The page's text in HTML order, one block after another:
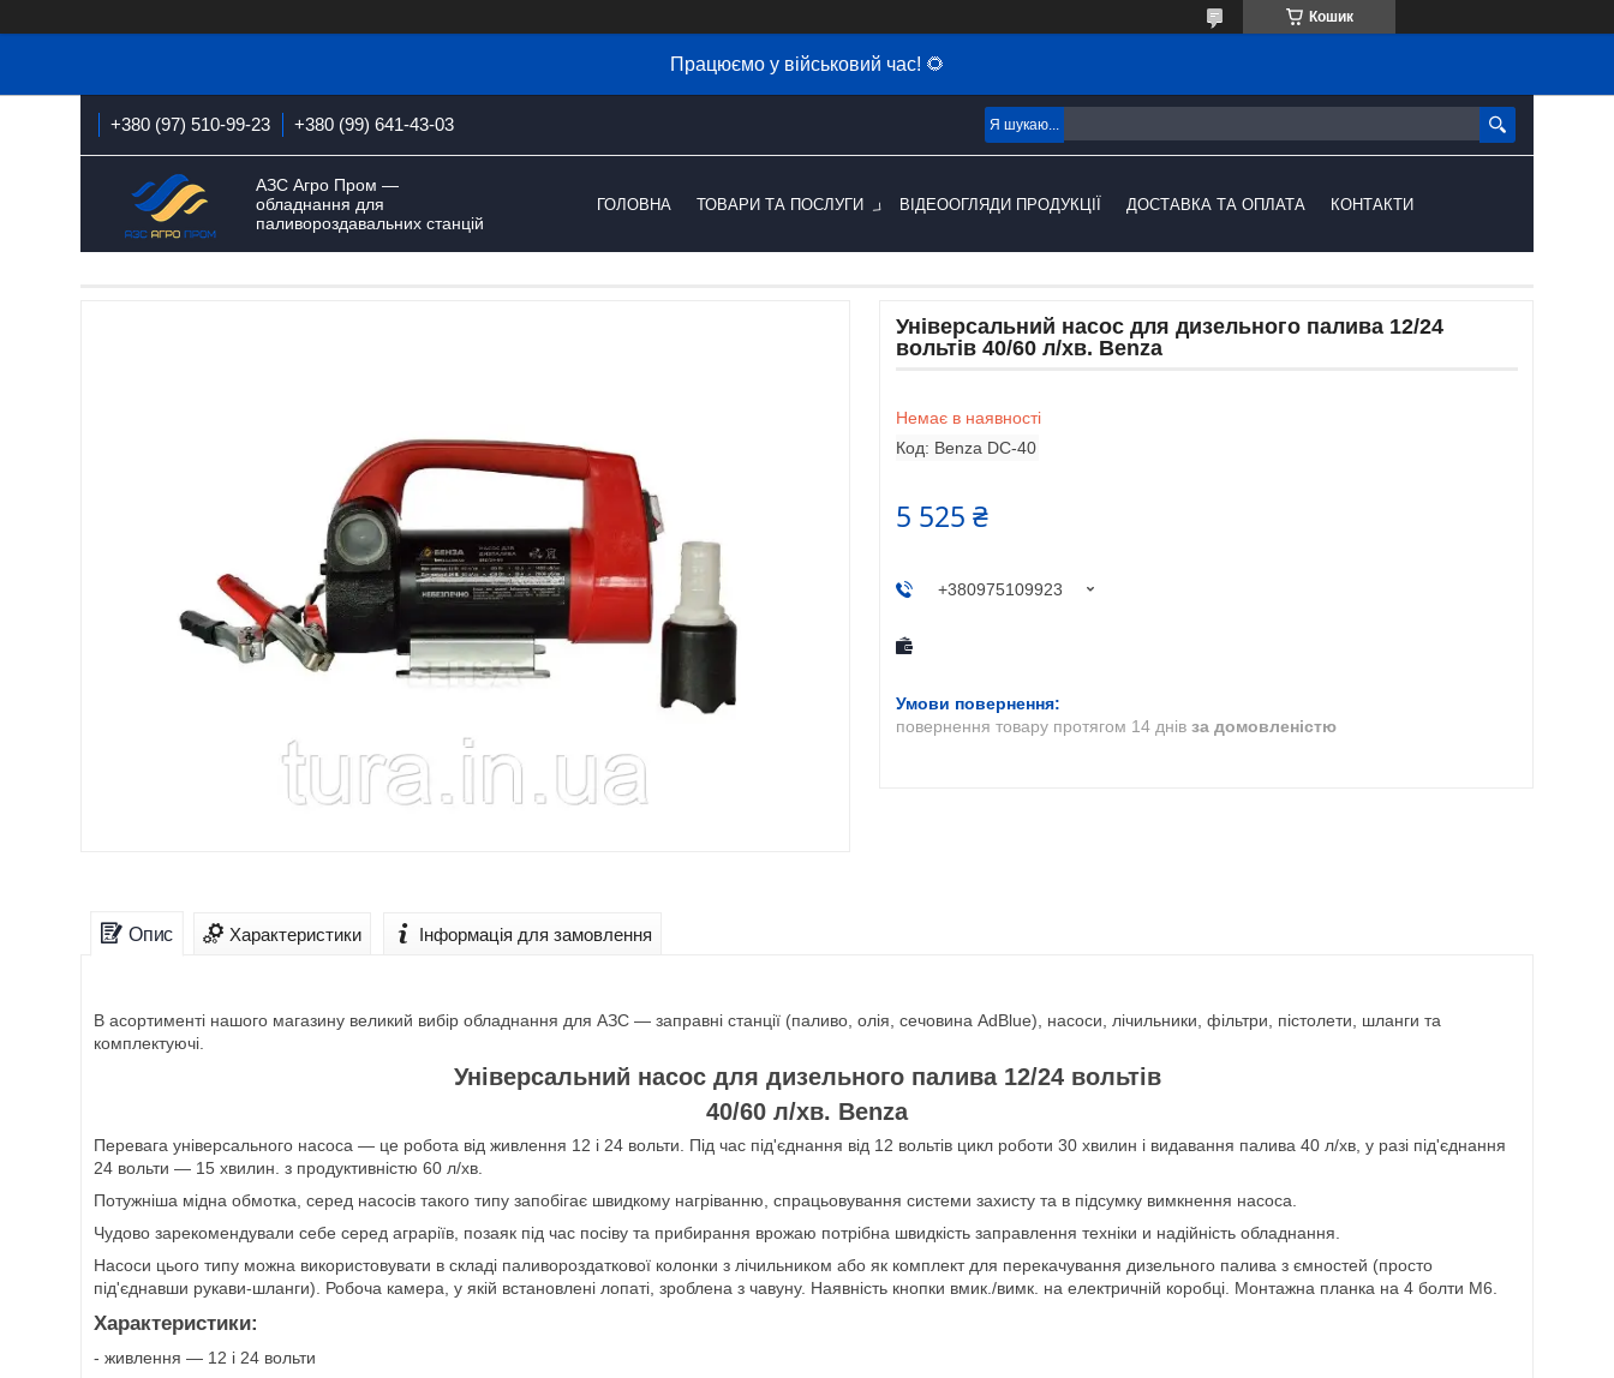
Кошик
Працюємо у військовий час! 🌻
+380 (97) 510-99-23 +380 (99) 641-43-03
АЗС Агро Пром —
обладнання для
паливороздавальних станцій
ГОЛОВНА ТОВАРИ ТА ПОСЛУГИ ВІДЕООГЛЯДИ ПРОДУКЦІЇ ДОСТАВКА ТА ОПЛАТА КОНТАКТИ
Універсальний насос для дизельного палива 12/24
вольтів 40/60 л/хв. Benza
Немає в наявності
Код: Benza DC-40
5 525 ₴
+380975109923
повернення товару протягом 14 днів за домовленістю
Опис Характеристики Інформація для замовлення
В асортименті нашого магазину великий вибір обладнання для АЗС — заправні станції (паливо, олія, сечовина AdBlue), насоси, лічильники, фільтри, пістолети, шланги та
комплектуючі.
Універсальний насос для дизельного палива 12/24 вольтів
40/60 л/хв. Benza
Перевага універсального насоса — це робота від живлення 12 і 24 вольти. Під час під'єднання від 12 вольтів цикл роботи 30 хвилин і видавання палива 40 л/хв, у разі під'єднання
24 вольти — 15 хвилин. з продуктивністю 60 л/хв.
Потужніша мідна обмотка, серед насосів такого типу запобігає швидкому нагріванню, спрацьовування системи захисту та в підсумку вимкнення насоса.
Чудово зарекомендували себе серед аграріїв, позаяк під час посіву та прибирання врожаю потрібна швидкість заправлення техніки и надійність обладнання.
Насоси цього типу можна використовувати в складі паливороздаткової колонки з лічильником або як комплект для перекачування дизельного палива з ємностей (просто
під'єднавши рукави-шланги). Робоча камера, у якій встановлені лопаті, зроблена з чавуну. Наявність кнопки вмик./вимк. на електричній коробці. Монтажна планка на 4 болти М6.
Характеристики:
- живлення — 12 і 24 вольти